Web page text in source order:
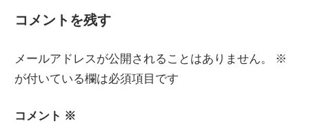
稿
ナ
ビ
ゲ
投
コメントを残す
メールアドレスが公開されることはありません。
※
が付いている欄は必須項目です
コメント ※